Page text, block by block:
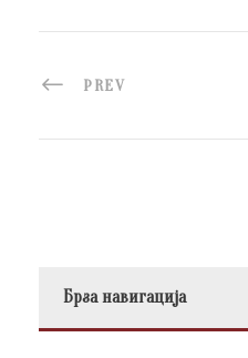
PREV
Брза навигација